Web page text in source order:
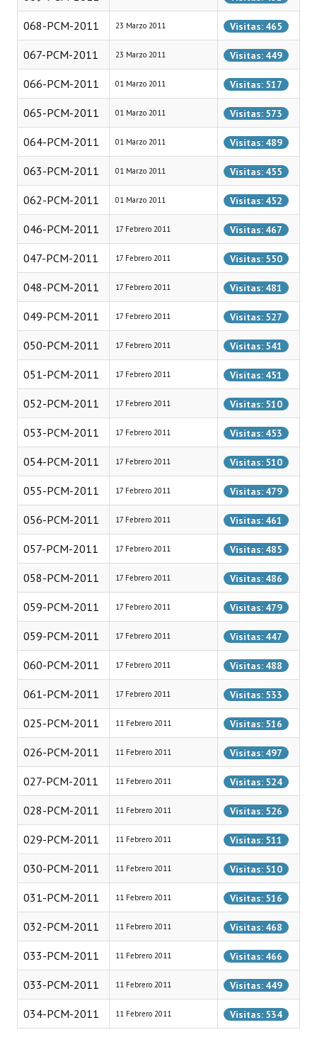
Informes de Unidad Coordinadora
Ejecución Presupuestaria
Actas de Audiencias Públicas
NORMATIVA
Comunicaciones
Declaraciones
Resoluciones
Resoluciones de Presidencia
Antiguos Pobladores
Noticias Destacadas
Registros y Distinciones
Datos Históricos
Premio al Mérito - Registro
Audiencias Públicas - Registro
Mujeres que Dejaron Huellas - Registro
Periodistas Decanos - Registro
Ciudadano Ilustre - Registro
Banca del Vecino - Registro
Huéspedes de Honor - Registro
Antiguos Pobladores - Registro
Reconocimientos - Registro
REFORMA DE LA CARTA ORGÁNICA
068-PCM-2011 23 Marzo 2011 Visitas: 465
067-PCM-2011 23 Marzo 2011 Visitas: 449
066-PCM-2011 01 Marzo 2011 Visitas: 517
065-PCM-2011 01 Marzo 2011 Visitas: 573
064-PCM-2011 01 Marzo 2011 Visitas: 489
063-PCM-2011 01 Marzo 2011 Visitas: 455
062-PCM-2011 01 Marzo 2011 Visitas: 452
046-PCM-2011 17 Febrero 2011 Visitas: 467
047-PCM-2011 17 Febrero 2011 Visitas: 550
048-PCM-2011 17 Febrero 2011 Visitas: 481
049-PCM-2011 17 Febrero 2011 Visitas: 527
050-PCM-2011 17 Febrero 2011 Visitas: 541
051-PCM-2011 17 Febrero 2011 Visitas: 451
052-PCM-2011 17 Febrero 2011 Visitas: 510
053-PCM-2011 17 Febrero 2011 Visitas: 453
054-PCM-2011 17 Febrero 2011 Visitas: 510
055-PCM-2011 17 Febrero 2011 Visitas: 479
056-PCM-2011 17 Febrero 2011 Visitas: 461
057-PCM-2011 17 Febrero 2011 Visitas: 485
058-PCM-2011 17 Febrero 2011 Visitas: 486
059-PCM-2011 17 Febrero 2011 Visitas: 479
059-PCM-2011 17 Febrero 2011 Visitas: 447
060-PCM-2011 17 Febrero 2011 Visitas: 488
061-PCM-2011 17 Febrero 2011 Visitas: 533
025-PCM-2011 11 Febrero 2011 Visitas: 516
026-PCM-2011 11 Febrero 2011 Visitas: 497
027-PCM-2011 11 Febrero 2011 Visitas: 524
028-PCM-2011 11 Febrero 2011 Visitas: 526
029-PCM-2011 11 Febrero 2011 Visitas: 511
030-PCM-2011 11 Febrero 2011 Visitas: 510
031-PCM-2011 11 Febrero 2011 Visitas: 516
032-PCM-2011 11 Febrero 2011 Visitas: 468
033-PCM-2011 11 Febrero 2011 Visitas: 466
033-PCM-2011 11 Febrero 2011 Visitas: 449
034-PCM-2011 11 Febrero 2011 Visitas: 534